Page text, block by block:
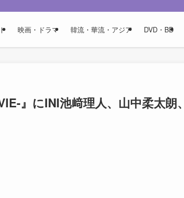
映画・ドラマ 韓流・華流・アジア DVD・BD
』にINI池﨑理人、山中柔太朗、